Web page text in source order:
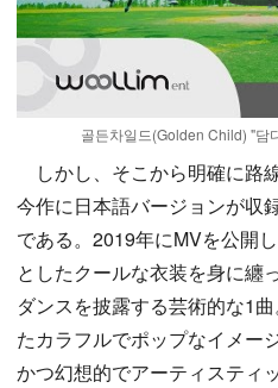
골든차일드(Golden Child) "담
しかし、そこから明確に路
今作に日本語バージョンが収
である。2019年にMVを公開
としたクールな衣装を身に纏
ダンスを披露する芸術的な1
たカラフルでポップなイメー
かつ幻想的でアーティスティ